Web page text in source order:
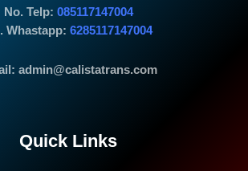
No. Telp: 085117147004
Whastapp: 6285117147004
admin@calistatrans.com
Quick Links